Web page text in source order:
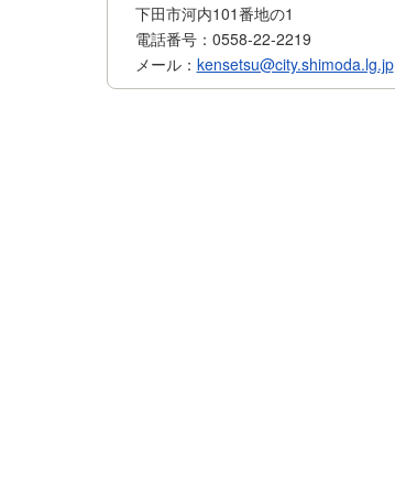
下田市河内101番地の1
電話番号：0558-22-2219
メール： kensetsu@city.shimoda.lg.jp